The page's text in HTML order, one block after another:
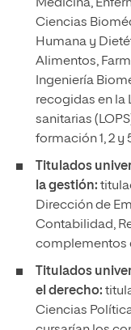
Medicina,
Ciencias
Humana y
Alimentos,
Ingeniería
recogidas en la
sanitarias
formación 1, 2 y
Titulados
la gestión:
Dirección de
Contabilidad,
complementos
Titulados
el derecho:
Ciencias